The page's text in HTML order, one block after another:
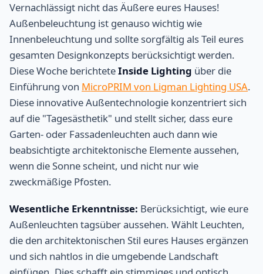
Vernachlässigt nicht das Äußere eures Hauses!
Außenbeleuchtung ist genauso wichtig wie
Innenbeleuchtung und sollte sorgfältig als Teil eures
gesamten Designkonzepts berücksichtigt werden.
Diese Woche berichteteInside Lighting über die
Einführung von MicroPRIM von Ligman Lighting USA.
Diese innovative Außentechnologie konzentriert sich
auf die "Tagesästhetik" und stellt sicher, dass eure
Garten- oder Fassadenleuchten auch dann wie
beabsichtigte architektonische Elemente aussehen,
wenn die Sonne scheint, und nicht nur wie
zweckmäßige Pfosten.
Wesentliche Erkenntnisse: Berücksichtigt, wie eure
Außenleuchten tagsüber aussehen. Wählt Leuchten,
die den architektonischen Stil eures Hauses ergänzen
und sich nahtlos in die umgebende Landschaft